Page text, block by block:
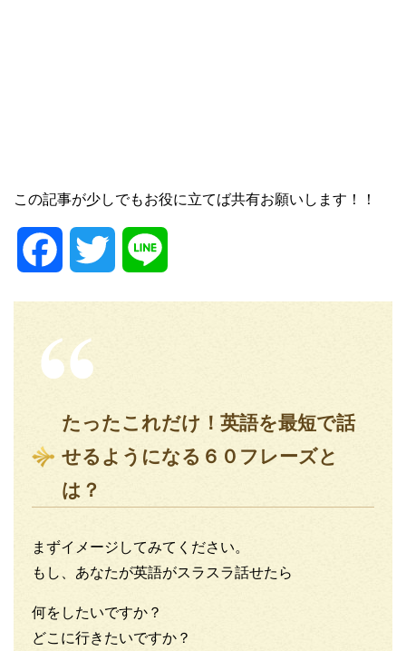
この記事が少しでもお役に立てば共有お願いします！！
b t
たったこれだけ！英語を最短で話
せるようになる６０フレーズと
は？
まずイメージしてみてください。
もし、あなたが英語がスラスラ話せたら
何をしたいですか？
どこに行きたいですか？